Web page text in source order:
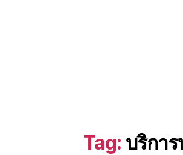
Tag: บริกา